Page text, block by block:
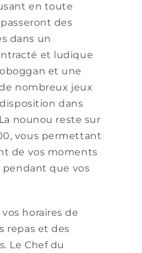
en toute
des
dans un
et ludique
et une
nombreux jeux
dans
nounou reste sur
vous permettant
de vos moments
pendant que vos
horaires de
repas et des
Le Chef du